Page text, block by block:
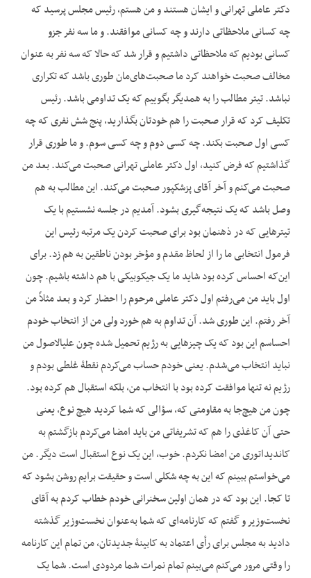
دکتر عاملی تهرانی و ایشان هستند و من هستم، رئیس مجلس پرسید که
چه کسانی ملاحظاتی دارند و چه کسانی موافقند. و ما سه نفر جزو
کسانی بودیم که ملاحظاتی داشتیم و قرار شد که حالا که سه نفر به عنوان
مخالف صحبت خواهند کرد ما صحبت‌های‌مان طوری باشد که تکراری
نباشد. تیتر مطالب را به همدیگر بگوییم که یک تداومی باشد. رئیس
تکلیف کرد که قرار صحبت را هم خودتان بگذارید، پنج شش نفری که چه
کسی اول صحبت بکند. چه کسی دوم و چه کسی سوم. و ما طوری قرار
گذاشتیم که فرض کنید، اول دکتر عاملی تهرانی صحبت می‌کند. بعد من
صحبت می‌کنم و آخر آقای پزشک‎پور صحبت می‌کند. این مطالب به هم
وصل باشد که یک نتیجه‌گیری بشود. آمدیم در جلسه نشستیم با یک
تیترهایی که در ذهنمان بود برای صحبت کردن یک مرتبه رئیس این
فرمول انتخابی ما را از لحاظ مقدم و مؤخر بودن ناطقین به هم زد. برای
این‌که احساس کرده بود شاید ما یک جیک‎وبیکی با هم داشته باشیم. چون
اول باید من می‌رفتم اول دکتر عاملی مرحوم را احضار کرد و بعد مثلاً من
آخر رفتم. این طوری شد. آن تداوم به هم خورد ولی من از انتخاب خودم
احساسم این بود که یک چیزهایی به رژیم تحمیل شده چون علی‎الاصول من
نباید انتخاب می‌شدم. یعنی خودم حساب می‌کردم نقطۀ غلطی بودم و
رژیم نه تنها موافقت کرده بود با انتخاب من، بلکه استقبال هم کرده بود.
چون من هیچ‌جا به مقاومتی که، سؤالی که شما کردید هیچ نوع، یعنی
حتی آن کاغذی را هم که تشریفاتی من باید امضا می‌کردم بازگشتم به
کاندیداتوری من امضا نکردم. خوب، این یک نوع استقبال است دیگر. من
می‌خواستم ببینم که این به چه شکلی است و حقیقت برایم روشن بشود که
تا کجا. این بود که در همان اولین سخنرانی خودم خطاب کردم به آقای
نخست‌وزیر و گفتم که کارنامه‌ای که شما به‌عنوان نخست‌وزیر گذشته
دادید به مجلس برای رأی اعتماد به کابینۀ جدیدتان، من تمام این کارنامه
را وقتی مرور می‌کنم می‌بینم تمام نمرات شما مردودی است. شما یک